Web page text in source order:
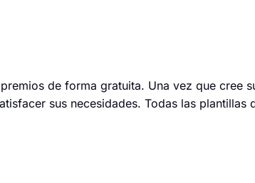
de forma gratuita. Una vez que cree
sus necesidades. Todas las plantillas